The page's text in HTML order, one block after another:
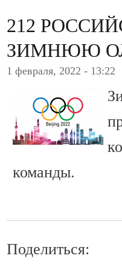
212
ЗИМНЮЮ
1 февраля, 2022 - 13:22
команды.
Поделиться: